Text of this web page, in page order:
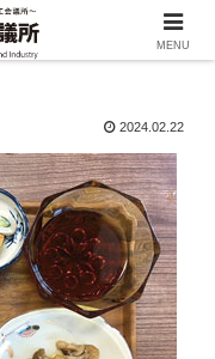
2024.02.22
MENU